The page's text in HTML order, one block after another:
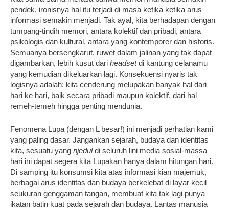
pendek, ironisnya hal itu terjadi di masa ketika ketika arus
informasi semakin menjadi. Tak ayal, kita berhadapan dengan
tumpang-tindih memori, antara kolektif dan pribadi, antara
psikologis dan kultural, antara yang kontemporer dan historis.
Semuanya bersengkarut, ruwet dalam jalinan yang tak dapat
digambarkan, lebih kusut dari headsetdi kantung celanamu
yang kemudian dikeluarkan lagi. Konsekuensi nyaris tak
logisnya adalah: kita cenderung melupakan banyak hal dari
hari ke hari, baik secara pribadi maupun kolektif, dari hal
remeh-temeh hingga penting mendunia.
Fenomena Lupa (dengan L besar!) ini menjadi perhatian kami
yang paling dasar. Jangankan sejarah, budaya dan identitas
kita, sesuatu yang njeduldi seluruh lini media sosial-massa
hari ini dapat segera kita Lupakan hanya dalam hitungan hari.
Di samping itu konsumsi kita atas informasi kian majemuk,
berbagai arus identitas dan budaya berkelebat di layar kecil
seukuran genggaman tangan, membuat kita tak lagi punya
ikatan batin kuat pada sejarah dan budaya. Lantas manusia